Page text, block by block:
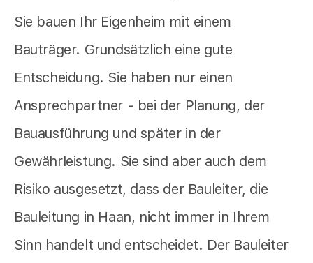
Sie bauen Ihr Eigenheim mit einem
Bauträger. Grundsätzlich eine gute
Entscheidung. Sie haben nur einen
Ansprechpartner - bei der Planung, der
Bauausführung und später in der
Gewährleistung. Sie sind aber auch dem
Risiko ausgesetzt, dass der Bauleiter, die
Bauleitung in Haan, nicht immer in Ihrem
Sinn handelt und entscheidet. Der Bauleiter